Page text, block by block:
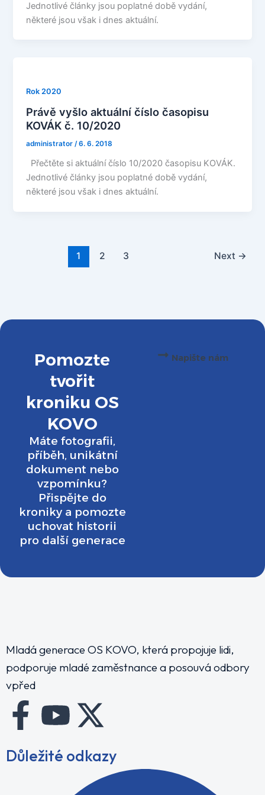
Jednotlivé články jsou poplatné době vydání,
některé jsou však i dnes aktuální.
Rok 2020
Právě vyšlo aktuální číslo časopisu
KOVÁK č. 10/2020
administrator/6. 6. 2018
Přečtěte si aktuální číslo 10/2020 časopisu KOVÁK.
Jednotlivé články jsou poplatné době vydání,
některé jsou však i dnes aktuální.
1 2 3 Next →
Pomozte
tvořit
kroniku OS
KOVO
Máte fotografii,
příběh, unikátní
dokument nebo
vzpomínku?
Přispějte do
kroniky a pomozte
uchovat historii
pro další generace
Napište nám
Mladá generace OS KOVO, která propojuje lidi,
podporuje mladé zaměstnance a posouvá odbory
vpřed
F
a
c
Y
o
X
-
t
Důležité odkazy